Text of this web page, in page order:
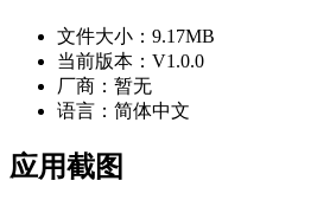
文件大小： 9.17MB
当前版本： V1.0.0
厂商： 暂无
语言： 简体中文
应用截图